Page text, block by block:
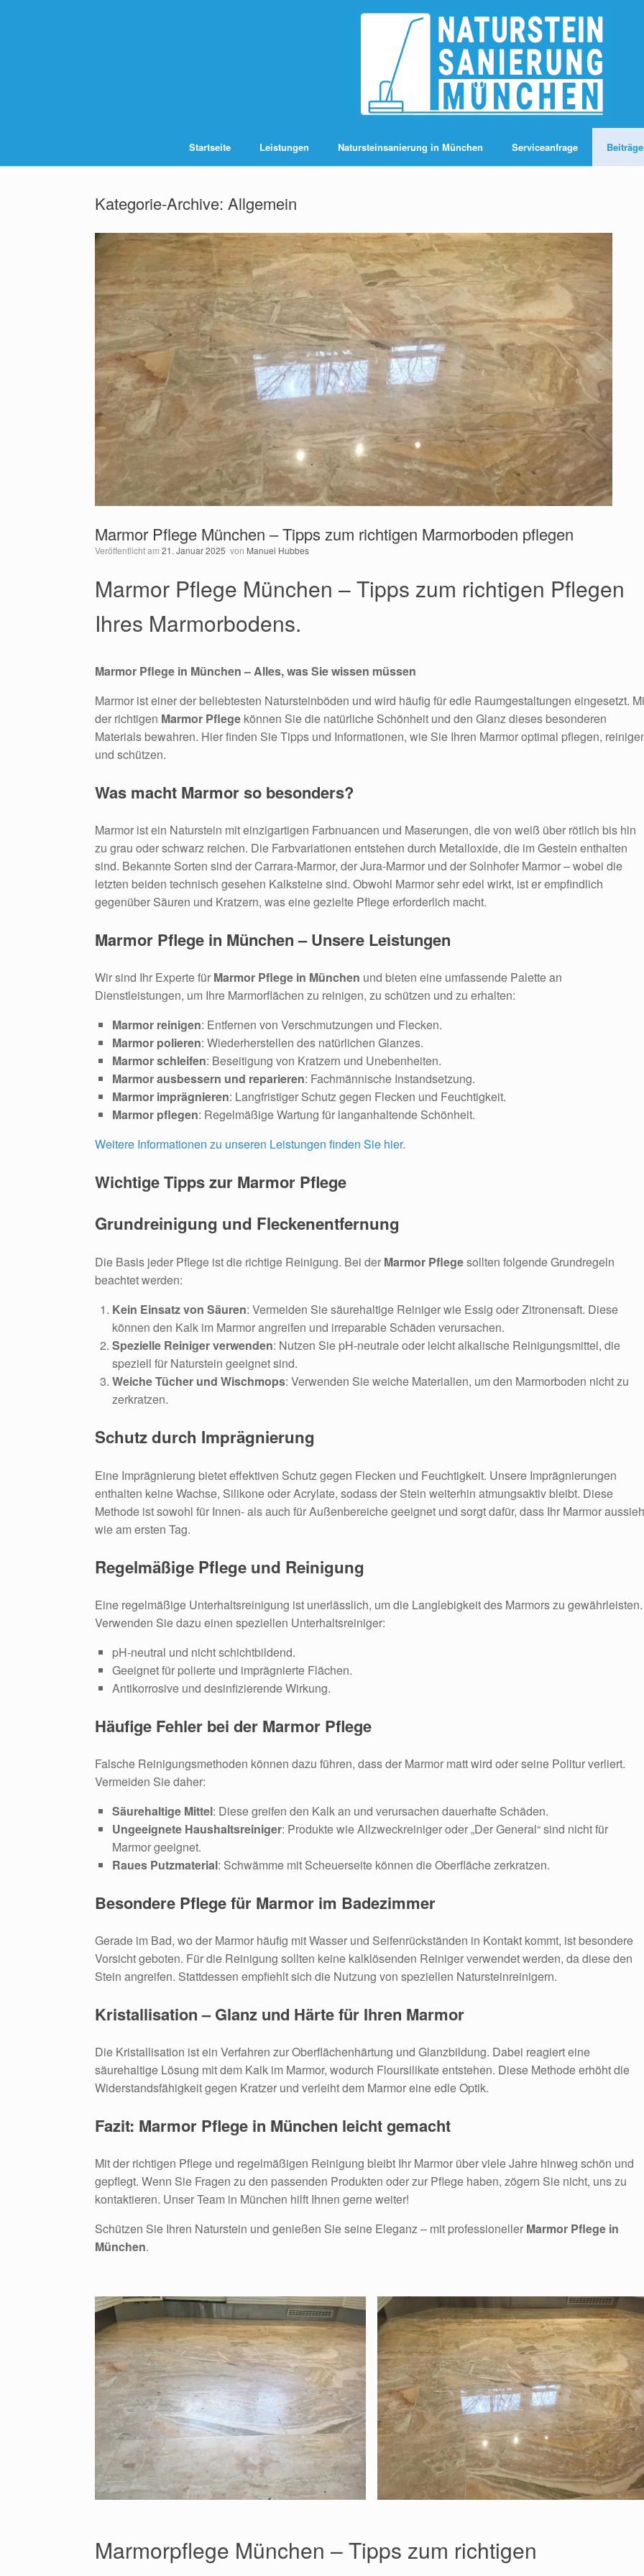
Startseite Leistungen Natursteinsanierung in München Serviceanfrage Beiträge
Kategorie-Archive: Allgemein
Marmor Pflege München – Tipps zum richtigen Marmorboden pflegen
Veröffentlicht am 21. Januar 2025 von Manuel Hubbes
Marmor Pflege München – Tipps zum richtigen Pflegen
Ihres Marmorbodens.
Marmor Pflege in München – Alles, was Sie wissen müssen
Marmor ist einer der beliebtesten Natursteinböden und wird häufig für edle Raumgestaltungen eingesetzt.
der richtigen Marmor Pflege können Sie die natürliche Schönheit und den Glanz dieses besonderen
Materials bewahren. Hier finden Sie Tipps und Informationen, wie Sie Ihren Marmor optimal pflegen,
und schützen.
Was macht Marmor so besonders?
Marmor ist ein Naturstein mit einzigartigen Farbnuancen und Maserungen, die von weiß über rötlich bis hin
zu grau oder schwarz reichen. Die Farbvariationen entstehen durch Metalloxide, die im Gestein enthalten
sind. Bekannte Sorten sind der Carrara-Marmor, der Jura-Marmor und der Solnhofer Marmor – wobei die
letzten beiden technisch gesehen Kalksteine sind. Obwohl Marmor sehr edel wirkt, ist er empfindlich
gegenüber Säuren und Kratzern, was eine gezielte Pflege erforderlich macht.
Marmor Pflege in München – Unsere Leistungen
Wir sind Ihr Experte für Marmor Pflege in München und bieten eine umfassende Palette an
Dienstleistungen, um Ihre Marmorflächen zu reinigen, zu schützen und zu erhalten:
Marmor reinigen: Entfernen von Verschmutzungen und Flecken.
Marmor polieren: Wiederherstellen des natürlichen Glanzes.
Marmor schleifen: Beseitigung von Kratzern und Unebenheiten.
Marmor ausbessern und reparieren: Fachmännische Instandsetzung.
Marmor imprägnieren: Langfristiger Schutz gegen Flecken und Feuchtigkeit.
Marmor pflegen: Regelmäßige Wartung für langanhaltende Schönheit.
Weitere Informationen zu unseren Leistungen finden Sie hier.
Wichtige Tipps zur Marmor Pflege
Grundreinigung und Fleckenentfernung
Die Basis jeder Pflege ist die richtige Reinigung. Bei der Marmor Pflegesollten folgende Grundregeln
beachtet werden:
Kein Einsatz von Säuren: Vermeiden Sie säurehaltige Reiniger wie Essig oder Zitronensaft. Diese
können den Kalk im Marmor angreifen und irreparable Schäden verursachen.
Spezielle Reiniger verwenden: Nutzen Sie pH-neutrale oder leicht alkalische Reinigungsmittel, die
speziell für Naturstein geeignet sind.
Weiche Tücher und Wischmops: Verwenden Sie weiche Materialien, um den Marmorboden nicht zu
zerkratzen.
Schutz durch Imprägnierung
Eine Imprägnierung bietet effektiven Schutz gegen Flecken und Feuchtigkeit. Unsere Imprägnierungen
enthalten keine Wachse, Silikone oder Acrylate, sodass der Stein weiterhin atmungsaktiv bleibt. Diese
Methode ist sowohl für Innen- als auch für Außenbereiche geeignet und sorgt dafür, dass Ihr Marmor
wie am ersten Tag.
Regelmäßige Pflege und Reinigung
Eine regelmäßige Unterhaltsreinigung ist unerlässlich, um die Langlebigkeit des Marmors zu gewährleisten.
Verwenden Sie dazu einen speziellen Unterhaltsreiniger:
pH-neutral und nicht schichtbildend.
Geeignet für polierte und imprägnierte Flächen.
Antikorrosive und desinfizierende Wirkung.
Häufige Fehler bei der Marmor Pflege
Falsche Reinigungsmethoden können dazu führen, dass der Marmor matt wird oder seine Politur verliert.
Vermeiden Sie daher:
Säurehaltige Mittel: Diese greifen den Kalk an und verursachen dauerhafte Schäden.
Ungeeignete Haushaltsreiniger: Produkte wie Allzweckreiniger oder „Der General“ sind nicht für
Marmor geeignet.
Raues Putzmaterial: Schwämme mit Scheuerseite können die Oberfläche zerkratzen.
Besondere Pflege für Marmor im Badezimmer
Gerade im Bad, wo der Marmor häufig mit Wasser und Seifenrückständen in Kontakt kommt, ist besondere
Vorsicht geboten. Für die Reinigung sollten keine kalklösenden Reiniger verwendet werden, da diese den
Stein angreifen. Stattdessen empfiehlt sich die Nutzung von speziellen Natursteinreinigern.
Kristallisation – Glanz und Härte für Ihren Marmor
Die Kristallisation ist ein Verfahren zur Oberflächenhärtung und Glanzbildung. Dabei reagiert eine
säurehaltige Lösung mit dem Kalk im Marmor, wodurch Floursilikate entstehen. Diese Methode erhöht die
Widerstandsfähigkeit gegen Kratzer und verleiht dem Marmor eine edle Optik.
Fazit: Marmor Pflege in München leicht gemacht
Mit der richtigen Pflege und regelmäßigen Reinigung bleibt Ihr Marmor über viele Jahre hinweg schön und
gepflegt. Wenn Sie Fragen zu den passenden Produkten oder zur Pflege haben, zögern Sie nicht, uns zu
kontaktieren. Unser Team in München hilft Ihnen gerne weiter!
Schützen Sie Ihren Naturstein und genießen Sie seine Eleganz – mit professioneller Marmor Pflege in
München.
Marmorpflege München – Tipps zum richtigen